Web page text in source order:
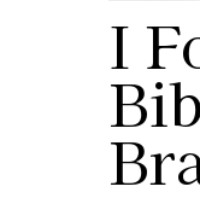
I